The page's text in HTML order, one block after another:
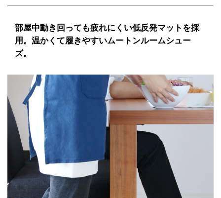
部屋中動き回っても疲れにくい低反発マットを採
用。温かくて履きやすいムートンルームシュー
ズ。